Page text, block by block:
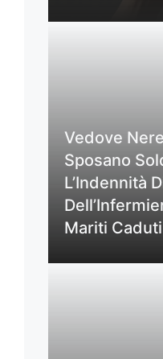
Vedove
Sposano
L’Indennità
Mariti